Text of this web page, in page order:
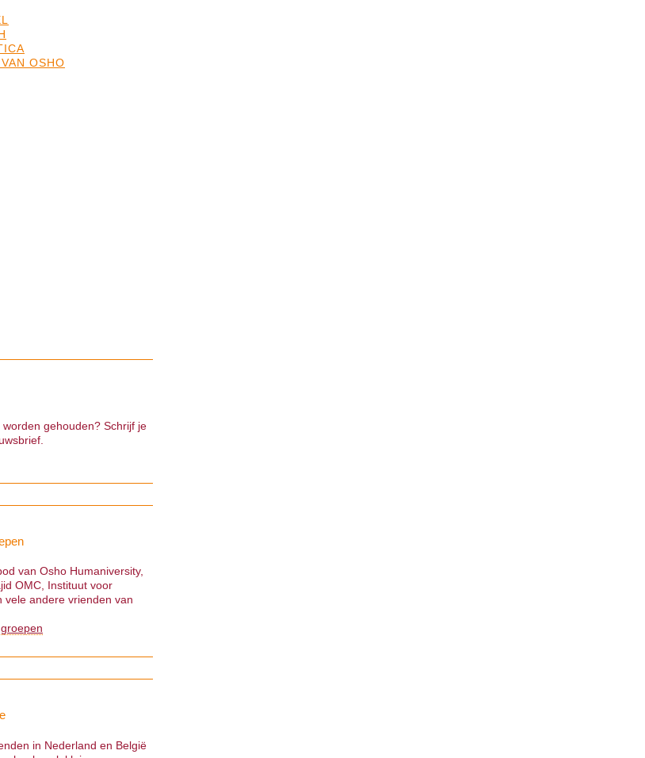
OSHO
gehouden? Schrijf je
van Osho Humaniversity,
OMC, Instituut voor
vele andere vrienden van
in Nederland en België